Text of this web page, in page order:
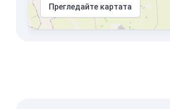
Прегледайте картата